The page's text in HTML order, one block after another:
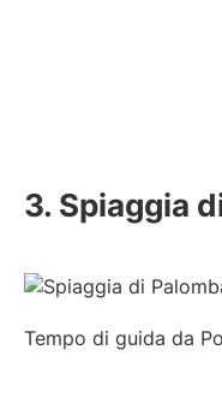
3. Spiaggia
Tempo di guida da